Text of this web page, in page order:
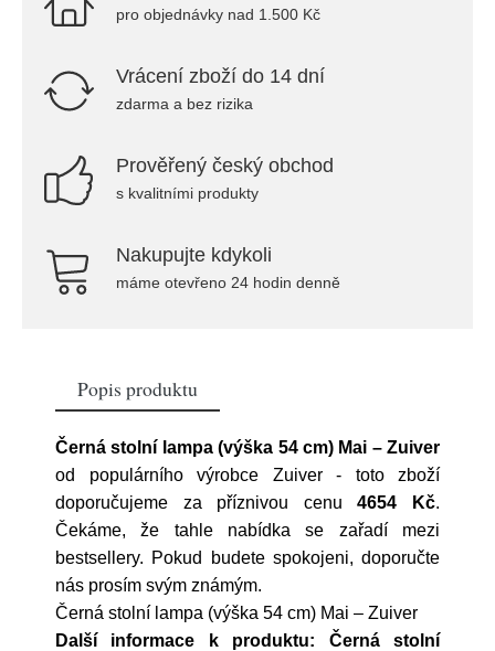
pro objednávky nad 1.500 Kč
Vrácení zboží do 14 dní
zdarma a bez rizika
Prověřený český obchod
s kvalitními produkty
Nakupujte kdykoli
máme otevřeno 24 hodin denně
Popis produktu
Černá stolní lampa (výška 54 cm) Mai – Zuiver
od populárního výrobce Zuiver- toto zboží
doporučujeme za příznivou cenu4654 Kč.
Čekáme, že tahle nabídka se zařadí mezi
bestsellery. Pokud budete spokojeni, doporučte
nás prosím svým známým.
Černá stolní lampa (výška 54 cm) Mai – Zuiver
Další informace k produktu: Černá stolní